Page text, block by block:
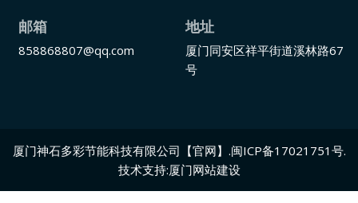
邮箱
858868807@qq.com
地址
厦门同安区祥平街道溪林路67
号
厦门神石多彩节能科技有限公司【官网】 .闽ICP备17021751号.
技术支持:厦门网站建设